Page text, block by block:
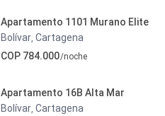
Apartamento 1101 Murano Elite
Bolívar Cartagena
COP 784.000/noche
Apartamento 16B Alta Mar
Bolívar Cartagena